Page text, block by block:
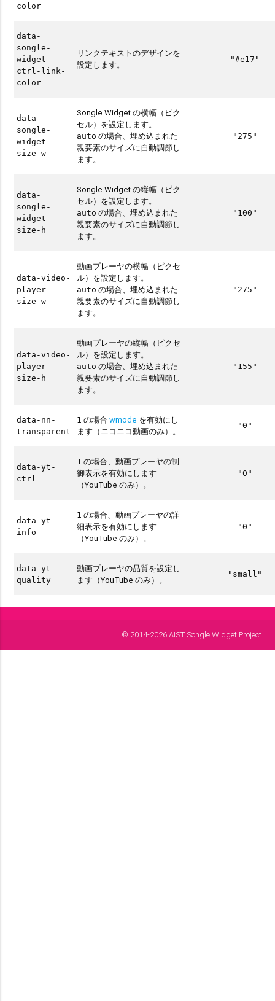
color
data-
songle-
widget-
ctrl-link-
color
リンクテキストのデザインを
設定します。
"#e17"
data-
songle-
widget-
size-w
Songle Widget の横幅（ピク
セル）を設定します。
auto の場合、埋め込まれた
親要素のサイズに自動調節し
ます。
"275"
data-
songle-
widget-
size-h
Songle Widget の縦幅（ピク
セル）を設定します。
auto の場合、埋め込まれた
親要素のサイズに自動調節し
ます。
"100"
data-video-
player-
size-w
動画プレーヤの横幅（ピクセ
ル）を設定します。
auto の場合、埋め込まれた
親要素のサイズに自動調節し
ます。
"275"
data-video-
player-
size-h
動画プレーヤの縦幅（ピクセ
ル）を設定します。
auto の場合、埋め込まれた
親要素のサイズに自動調節し
ます。
"155"
data-nn-
transparent
1 の場合wmode を有効にし
ます（ニコニコ動画のみ）。
"0"
data-yt-
ctrl
1 の場合、動画プレーヤの制
御表示を有効にします
（YouTube のみ）。
"0"
data-yt-
info
1 の場合、動画プレーヤの詳
細表示を有効にします
（YouTube のみ）。
"0"
data-yt-
quality
動画プレーヤの品質を設定し
ます（YouTube のみ）。
"small"
© 2014-2026 AIST Songle Widget Project